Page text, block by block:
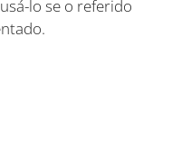
lo se o referido